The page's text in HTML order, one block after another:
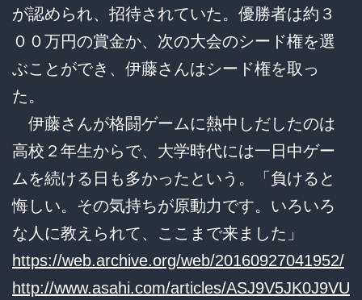
が認められ、招待されていた。優勝者は約３
００万円の賞金か、次の大会のシード権を選
ぶことができ、伊藤さんはシード権を取っ
た。
伊藤さんが格闘ゲームに熱中しだしたのは
高校２年生からで、大学時代には一日中ゲー
ムを続ける日も多かったという。「負けると
悔しい。その気持ちが原動力です。いろいろ
な人に教えられて、ここまで来ました」
https://web.archive.org/web/20160927041952/
http://www.asahi.com/articles/ASJ9V5JK0J9VU